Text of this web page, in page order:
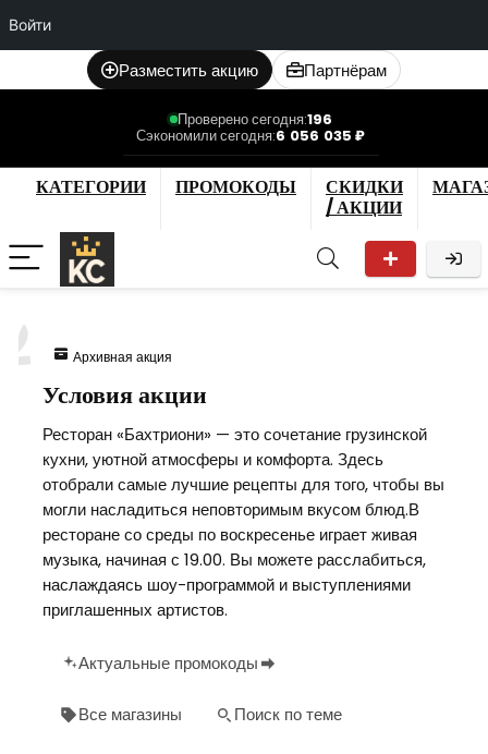
Войти
Разместить акцию Партнёрам
Проверено сегодня:196
Сэкономили сегодня:6 056 035 ₽
КАТЕГОРИИ ПРОМОКОДЫ
СКИДКИ
/ АКЦИИ
Архивная акция
Условия акции
Ресторан «Бахтриони» — это сочетание грузинской
кухни, уютной атмосферы и комфорта. Здесь
отобрали самые лучшие рецепты для того, чтобы вы
могли насладиться неповторимым вкусом блюд.В
ресторане со среды по воскресенье играет живая
музыка, начиная с 19.00. Вы можете расслабиться,
наслаждаясь шоу-программой и выступлениями
приглашенных артистов.
Актуальные промокоды
Все магазины Поиск по теме